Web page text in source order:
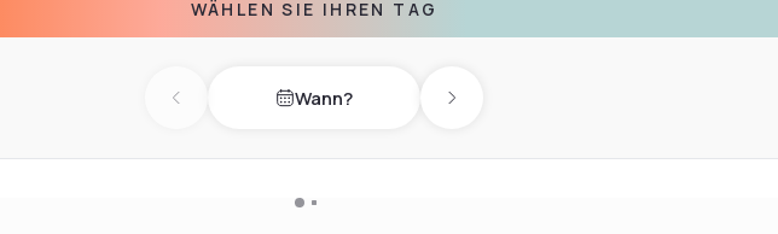
WÄHLEN SIE IHREN TAG
Previous day Wann? Next day